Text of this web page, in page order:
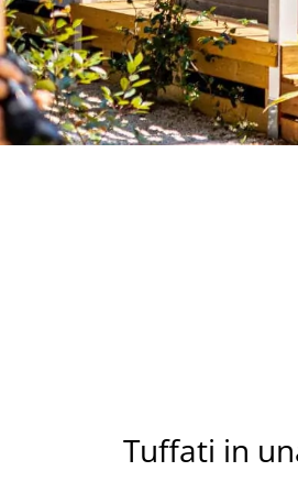
Tuffati in